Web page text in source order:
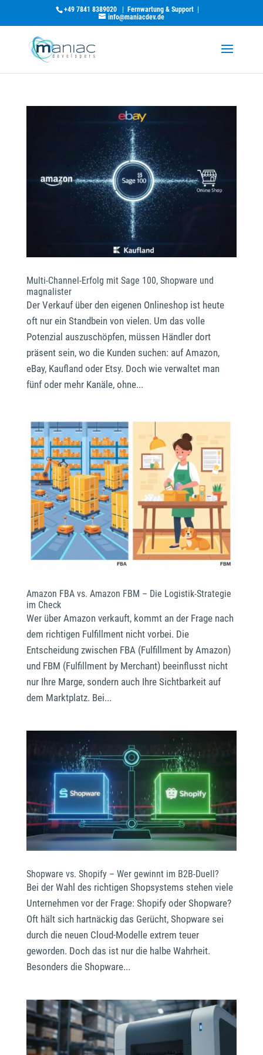
+49 7841 8389020 Fernwartung & Support
info@maniacdev.de
Multi-Channel-Erfolg mit Sage 100, Shopware und
magnalister
Der Verkauf über den eigenen Onlineshop ist heute
oft nur ein Standbein von vielen. Um das volle
Potenzial auszuschöpfen, müssen Händler dort
präsent sein, wo die Kunden suchen: auf Amazon,
eBay, Kaufland oder Etsy. Doch wie verwaltet man
fünf oder mehr Kanäle, ohne...
Amazon FBA vs. Amazon FBM – Die Logistik-Strategie
im Check
Wer über Amazon verkauft, kommt an der Frage nach
dem richtigen Fulfillment nicht vorbei. Die
Entscheidung zwischen FBA (Fulfillment by Amazon)
und FBM (Fulfillment by Merchant) beeinflusst nicht
nur Ihre Marge, sondern auch Ihre Sichtbarkeit auf
dem Marktplatz. Bei...
Shopware vs. Shopify – Wer gewinnt im B2B-Duell?
Bei der Wahl des richtigen Shopsystems stehen viele
Unternehmen vor der Frage: Shopify oder Shopware?
Oft hält sich hartnäckig das Gerücht, Shopware sei
durch die neuen Cloud-Modelle extrem teuer
geworden. Doch das ist nur die halbe Wahrheit.
Besonders die Shopware...
maniac Support-Assistent maniac KI